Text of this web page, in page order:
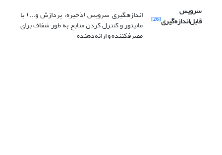
سرویس
قابل‌اندازه‌گیری[26] اندازه­گیری سرویس (ذخیره، پردازش و...) با
مانیتور و کنترل کردن منابع به طور شفاف برای
مصرف­کننده و ارائه‌دهنده